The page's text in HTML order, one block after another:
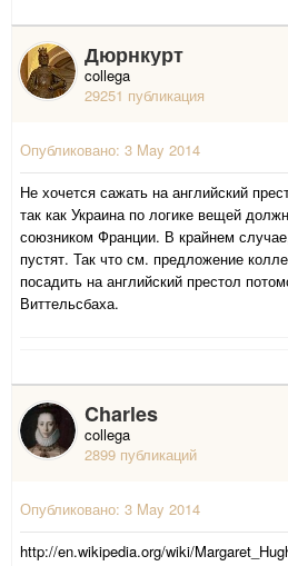
Дюрнкурт
collega
29251 публикация
Опубликовано: 3 May 2014
Не хочется сажать на английский
так как Украина по логике вещей
союзником Франции. В крайнем
пустят. Так что см. предложение
посадить на английский престол
Виттельсбаха.
Charles
collega
2899 публикаций
Опубликовано: 3 May 2014
http://en.wikipedia.org/wiki/